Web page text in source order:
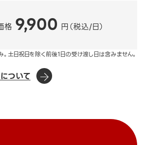
格 9,900 円（税込/日）
土日祝日を除く前後1日の受け渡し日は含みません。
ついて